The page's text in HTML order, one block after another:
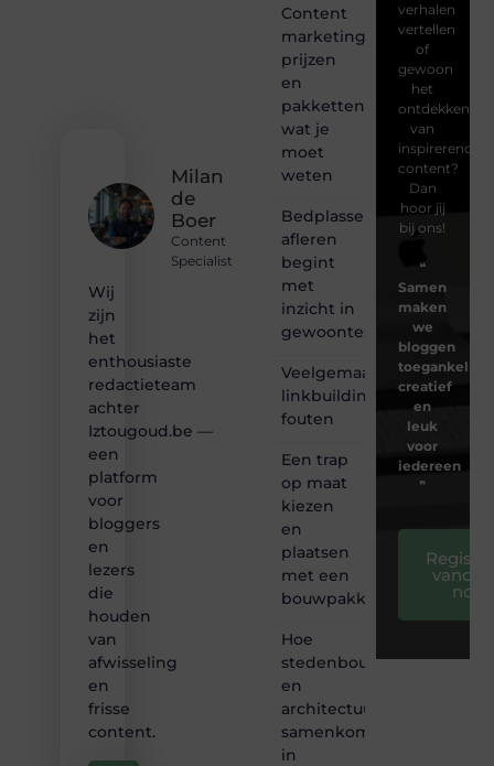
Milan
de
Boer
Content
Specialist
Wij
zijn
het
enthousiaste
redactieteam
achter
Iztougoud.be —
een
platform
voor
bloggers
en
lezers
die
houden
van
afwisseling
en
frisse
content.
Content
marketing
prijzen
en
pakketten:
wat je
moet
weten
Bedplassen
afleren
begint
met
inzicht in
gewoontes
Veelgemaakte
linkbuilding
fouten
Een trap
op maat
kiezen
en
plaatsen
met een
bouwpakket
Hoe
stedenbouw
en
architectuur
samenkomen
in
verhalen
vertellen
of
gewoon
het
ontdekken
van
inspirerende
content?
Dan
hoor jij
bij ons!
❝
Samen
maken
we
bloggen
toegankelijk,
creatief
en
leuk
voor
iedereen
❞
nog